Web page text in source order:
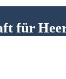
für